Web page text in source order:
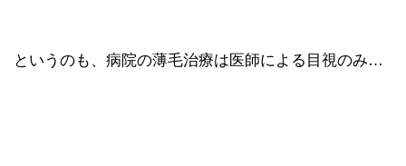
というのも、病院の薄毛治療は医師による目視のみ…